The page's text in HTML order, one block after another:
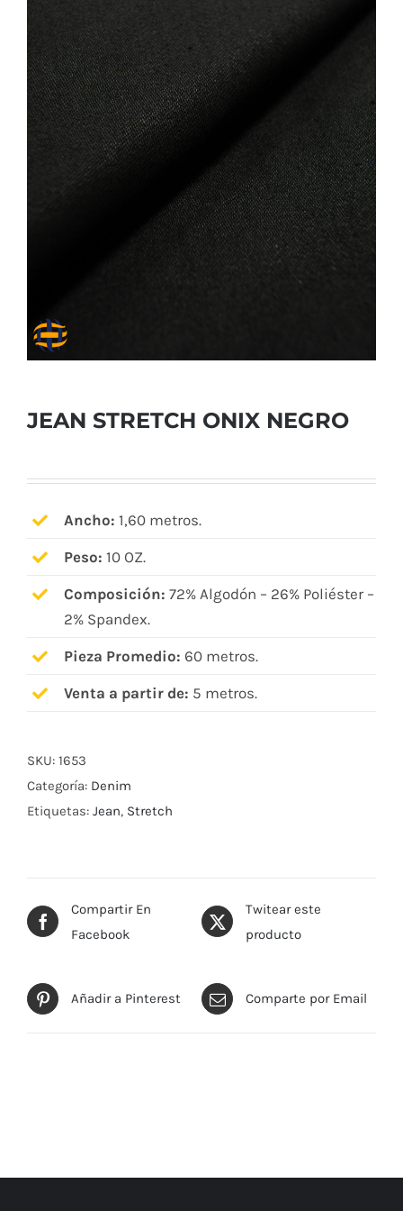
JEAN STRETCH ONIX NEGRO
Ancho: 1,60 metros.
Peso: 10 OZ.
Composición: 72% Algodón – 26% Poliéster –
2% Spandex.
Pieza Promedio: 60 metros.
Venta a partir de: 5 metros.
SKU: 1653
Categoría: Denim
Etiquetas: Jean, Stretch
Compartir En
Facebook
Twitear este
producto
Añadir a Pinterest Comparte por Email